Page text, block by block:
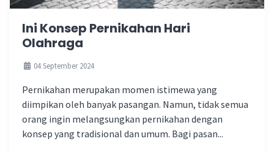
Ini Konsep Pernikahan Hari
Olahraga
04 September 2024
Pernikahan merupakan momen istimewa yang
diimpikan oleh banyak pasangan. Namun, tidak semua
orang ingin melangsungkan pernikahan dengan
konsep yang tradisional dan umum. Bagi pasan...